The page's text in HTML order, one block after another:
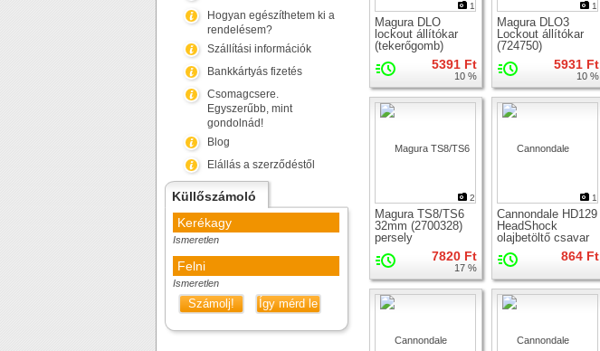
Hogyan egészíthetem ki a
rendelésem?
Szállítási információk
Bankkártyás fizetés
Csomagcsere.
Egyszerűbb, mint
gondolnád!
Blog
Elállás a szerződéstől
Küllőszámoló
Kerékagy
Ismeretlen
Felni
Ismeretlen
Számolj! Így mérd le
1
Magura DLO
lockout állítókar
(tekerőgomb)
5391 Ft
10 %
1
Magura DLO3
Lockout állítókar
(724750)
5931 Ft
10 %
2
Magura TS8/TS6
32mm (2700328)
persely
7820 Ft
17 %
1
Cannondale HD129
HeadShock
olajbetöltő csavar
864 Ft